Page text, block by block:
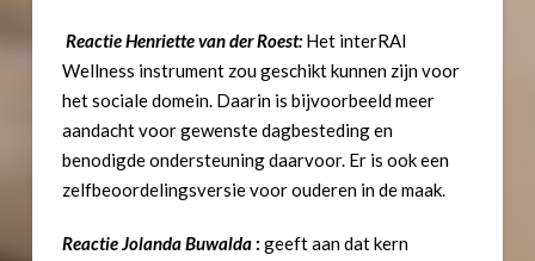
Reactie Henriette van der Roest:Het interRAI
Wellness instrument zou geschikt kunnen zijn voor
het sociale domein. Daarin is bijvoorbeeld meer
aandacht voor gewenste dagbesteding en
benodigde ondersteuning daarvoor. Er is ook een
zelfbeoordelingsversie voor ouderen in de maak.
Reactie Jolanda Buwalda: geeft aan dat kern